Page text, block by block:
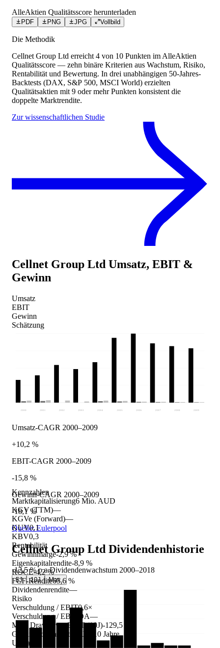
Kennzahlen
Marktkapitalisierung6 Mio. AUD
KGV (TTM)—
KGVe (Forward)—
KUV0,1
KBV0,3
Rentabilität
Gewinnmarge-2,9 %
Eigenkapitalrendite-8,9 %
ROCE-4,2 %
FCF-Rendite65,6 %
Dividendenrendite—
Risiko
Verschuldung / EBIT0,6×
Verschuldung / EBITDA—
Max. Drawdown EBIT (10J)-129,5 %
Gewinnkontinuität (10J)
7/10 Jahre
Umsatz
AlleAktien Qualitätsscore herunterladen
PDF PNG JPG Vollbild
Die Methodik
Cellnet Group Ltd erreicht 4 von 10 Punkten im AlleAktien
Qualitätsscore — zehn binäre Kriterien aus Wachstum, Risiko,
Rentabilität und Bewertung. In drei unabhängigen 50-Jahres-
Backtests (DAX, S&P 500, MSCI World) erzielten
Qualitätsaktien mit 9 oder mehr Punkten konsistent die
doppelte Marktrendite.
Zur wissenschaftlichen Studie
Cellnet Group Ltd Umsatz, EBIT &
Gewinn
Umsatz
EBIT
Gewinn
Schätzung
2000 2001 2002 2003 2004 2005 2006 2007 2008 2009
Umsatz-CAGR 2000–2009
+10,2 %
EBIT-CAGR 2000–2009
-15,8 %
Gewinn-CAGR 2000–2009
-18,1 %
Quelle: Eulerpool
Cellnet Group Ltd Dividendenhistorie
-12,5 % p.a.Dividendenwachstum 2000–2018
5J 10J Max.